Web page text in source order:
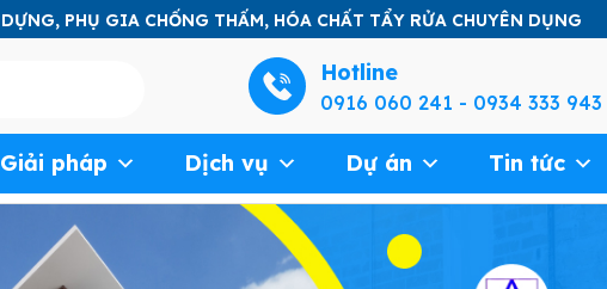
PHỤ GIA CHỐNG THẤM, HÓA CHẤT TẨY RỬA CHUYÊN DỤNG
Hotline
0916 060 241 - 0934 333 943
Giải pháp Dịch vụ Dự án Tin tức